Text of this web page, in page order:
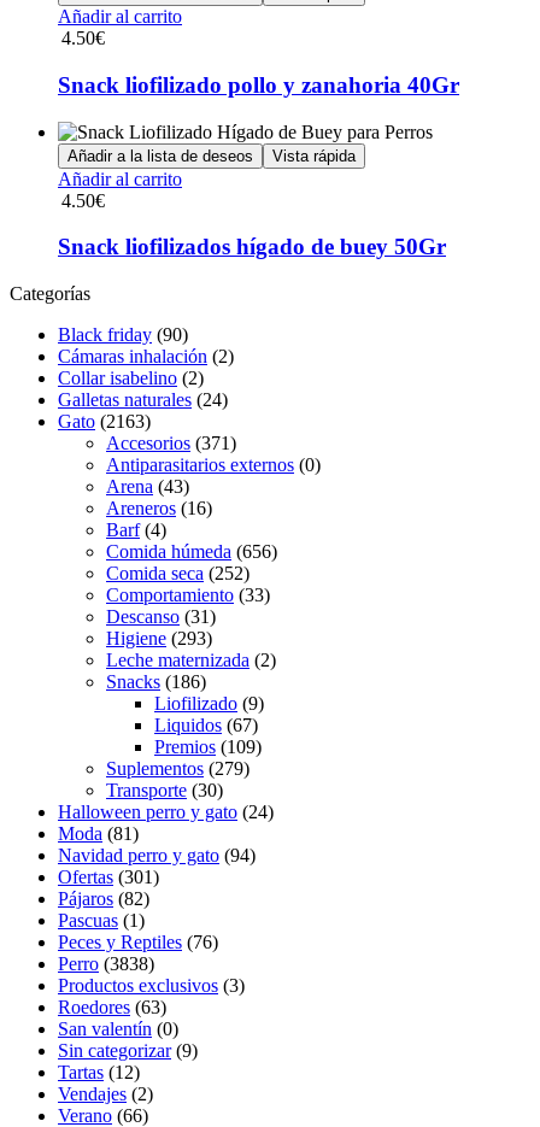
Añadir al carrito
4.50€
Snack liofilizado pollo y zanahoria 40Gr
Añadir a la lista de deseos Vista rápida
Añadir al carrito
4.50€
Snack liofilizados hígado de buey 50Gr
Categorías
Black friday (90)
Cámaras inhalación (2)
Collar isabelino (2)
Galletas naturales (24)
Gato (2163)
Accesorios (371)
Antiparasitarios externos (0)
Arena (43)
Areneros (16)
Barf (4)
Comida húmeda (656)
Comida seca (252)
Comportamiento (33)
Descanso (31)
Higiene (293)
Leche maternizada (2)
Snacks (186)
Liofilizado (9)
Liquidos (67)
Premios (109)
Suplementos (279)
Transporte (30)
Halloween perro y gato (24)
Moda (81)
Navidad perro y gato (94)
Ofertas (301)
Pájaros (82)
Pascuas (1)
Peces y Reptiles (76)
Perro (3838)
Productos exclusivos (3)
Roedores (63)
San valentín (0)
Sin categorizar (9)
Tartas (12)
Vendajes (2)
Verano (66)